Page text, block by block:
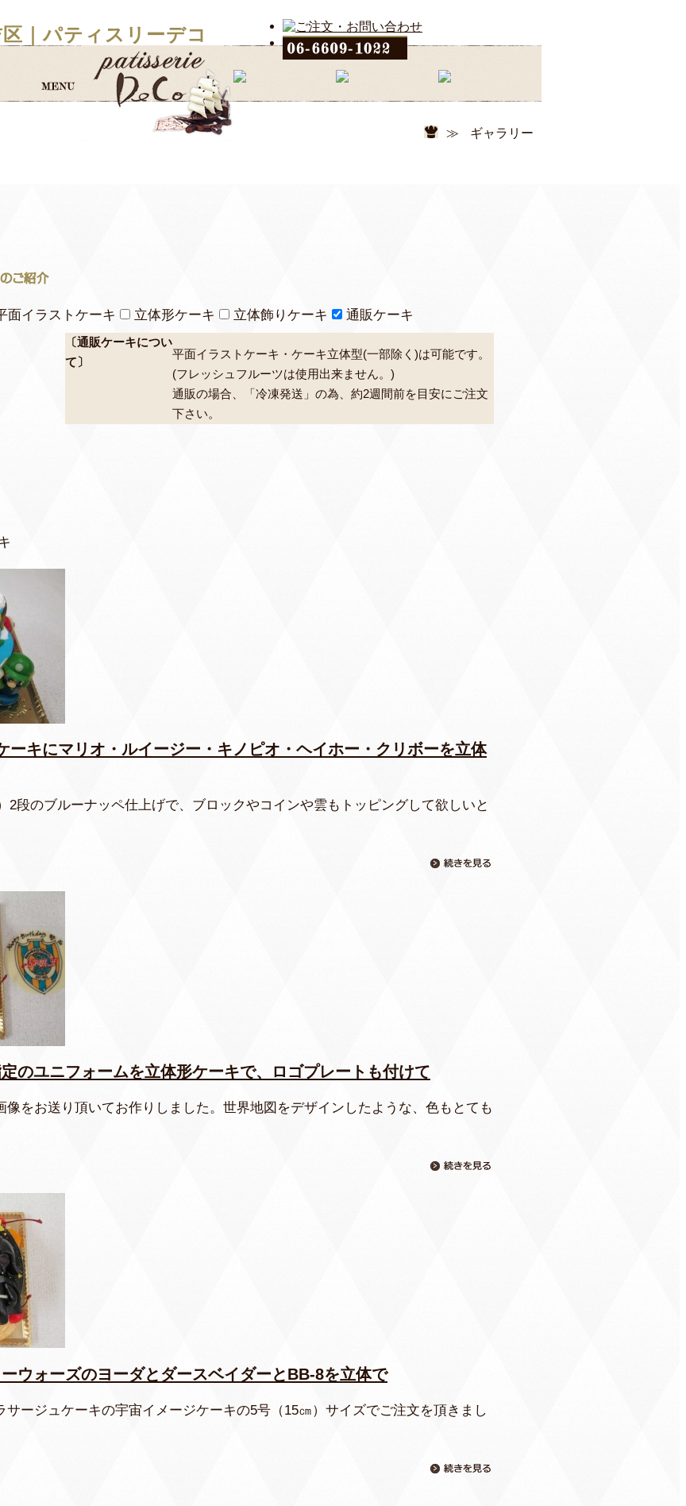
｜パティスリーデコ
≫ ギャラリー
面イラストケーキ 立体形ケーキ 立体飾りケーキ 通販ケーキ
〔通販ケーキについ
て〕
平面イラストケーキ・ケーキ立体型(一部除く)は可能です。
(フレッシュフルーツは使用出来ません。)
通販の場合、「冷凍発送」の為、約2週間前を目安にご注文
下さい。
ーキにマリオ・ルイージー・キノピオ・ヘイホー・クリボーを立体
2段のブルーナッペ仕上げで、ブロックやコインや雲もトッピングして欲しいと
のユニフォームを立体形ケーキで、ロゴプレートも付けて
像をお送り頂いてお作りしました。世界地図をデザインしたような、色もとても
ウォーズのヨーダとダースベイダーとBB-8を立体で
サージュケーキの宇宙イメージケーキの5号（15㎝）サイズでご注文を頂きまし